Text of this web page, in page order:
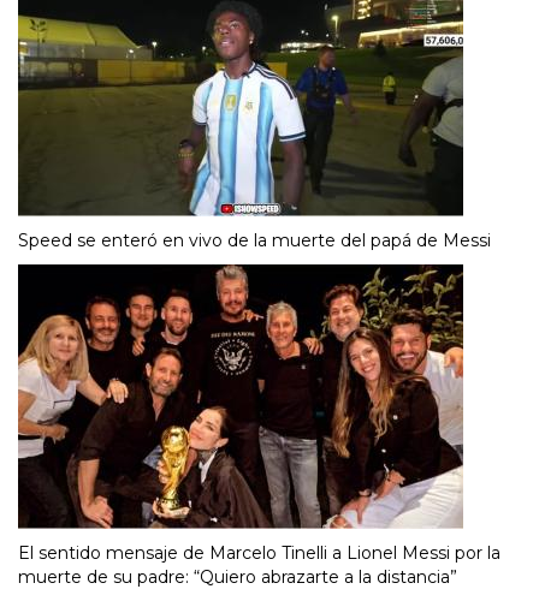
Speed se enteró en vivo de la muerte del papá de Messi
El sentido mensaje de Marcelo Tinelli a Lionel Messi por la
muerte de su padre: “Quiero abrazarte a la distancia”